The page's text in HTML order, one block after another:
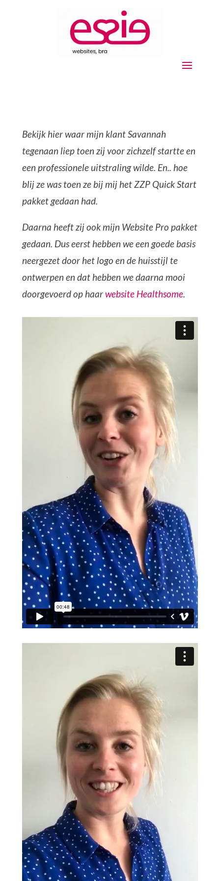
Bekijk hier waar mijn klant Savannah
tegenaan liep toen zij voor zichzelf startte en
een professionele uitstraling wilde. En.. hoe
blij ze was toen ze bij mij het ZZP Quick Start
pakket gedaan had.
Daarna heeft zij ook mijn Website Pro pakket
gedaan. Dus eerst hebben we een goede basis
neergezet door het logo en de huisstijl te
ontwerpen en dat hebben we daarna mooi
doorgevoerd op haarwebsite Healthsome.